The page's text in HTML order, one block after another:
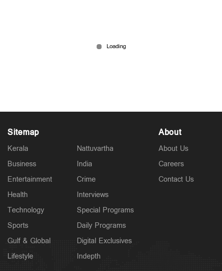
Sitemap
Kerala
Business
Entertainment
Health
Technology
Sports
Gulf & Global
Lifestyle
Nattuvartha
India
Crime
Interviews
Special Programs
Daily Programs
Digital Exclusives
Indepth
About
About Us
Careers
Contact Us